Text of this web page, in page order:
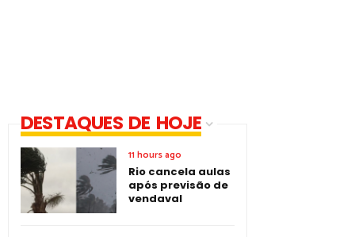
DESTAQUES DE HOJE
11 hours ago
Rio cancela aulas
após previsão de
vendaval